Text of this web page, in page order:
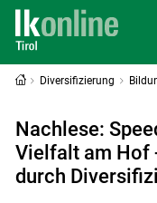
Diversifizierung
Nachlese:
Vielfalt am Hof
durch